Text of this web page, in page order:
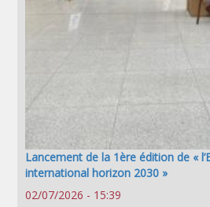
Lancement de la 1ère édition de «
international horizon 2030 »
02/07/2026 - 15:39